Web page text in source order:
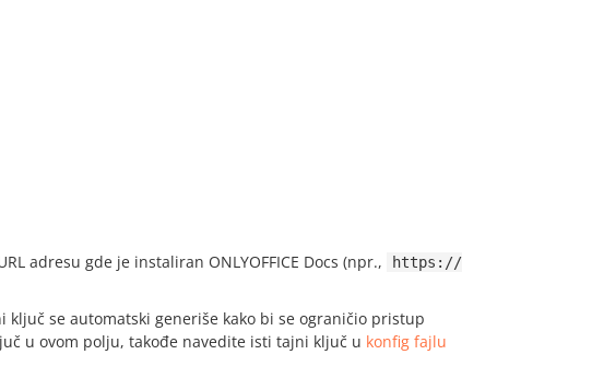
adresu gde je instaliran ONLYOFFICE Docs (npr.,
https://
se automatski generiše kako bi se ograničio pristup
u ovom polju, takođe navedite isti tajni ključ u konfig fajlu